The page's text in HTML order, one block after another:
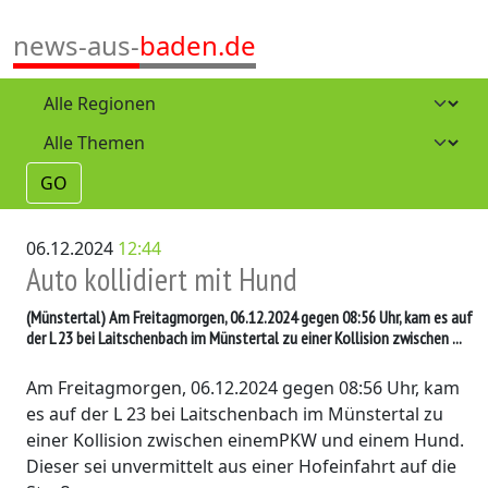
news-aus-baden.de
GO
06.12.2024 12:44
Auto kollidiert mit Hund
(Münstertal)Am Freitagmorgen, 06.12.2024 gegen 08:56 Uhr, kam es auf
der L 23 bei Laitschenbach im Münstertal zu einer Kollision zwischen ...
Am Freitagmorgen, 06.12.2024 gegen 08:56 Uhr, kam
es auf der L 23 bei Laitschenbach im Münstertal zu
einer Kollision zwischen einemPKW und einem Hund.
Dieser sei unvermittelt aus einer Hofeinfahrt auf die